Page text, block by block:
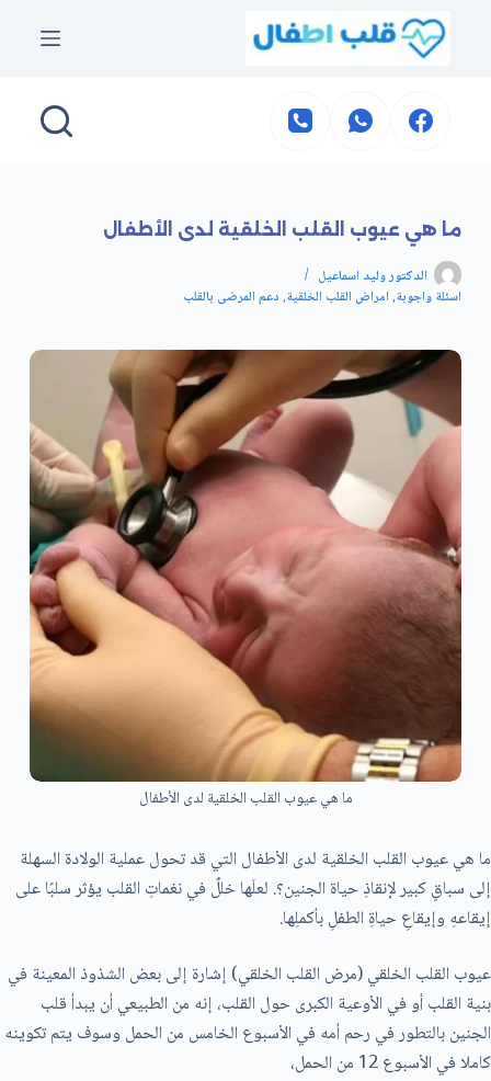
التجاوز
ما هي عيوب القلب الخلقية لدى الأطفال
الدكتور وليد اسماعيل
اسئلة واجوبة,امراض القلب الخلقية,دعم المرضى بالقلب
ما هي عيوب القلب الخلقية لدى الأطفال
ما هي عيوب القلب الخلقية لدى الأطفال التي قد تحول عملية الولادة السهلة
إلى سباقٍ كبير لإنقاذِ حياة الجنين؟. لعلَها خللٌ في نغماتِ القلب يؤثر سلبًا على
إيقاعهِ وإيقاعِ حياةِ الطفلِ بأكملِها.
عيوب القلب الخلقي (مرض القلب الخلقي) إشارة إلى بعض الشذوذ المعينة في
بنية القلب أو في الأوعية الكبرى حول القلب، إنه من الطبيعي أن يبدأ قلب
الجنين بالتطور في رحم أمه في الأسبوع الخامس من الحمل وسوف يتم تكوينه
كاملا في الأسبوع 12 من الحمل،